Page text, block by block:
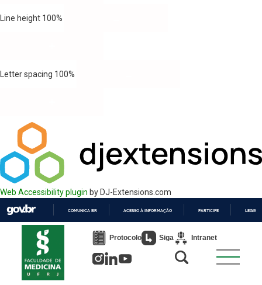
Line height 100%
Letter spacing 100%
Web Accessibility plugin by DJ-Extensions.com
PARA
COMUNICA BR ACESSO À INFORMAÇÃO PARTICIPE
Protocolo Siga Intranet